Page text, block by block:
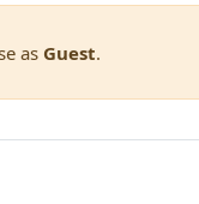
as Guest.